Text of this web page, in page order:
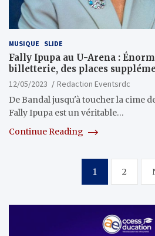
MUSIQUE SLIDE
Fally Ipupa au U-Arena :
billetterie, des places
12/05/2023
Redaction Eventsrdc
De Bandal jusqu'à toucher la cime
Fally Ipupa est un véritable…
Continue Reading
publications
1 2